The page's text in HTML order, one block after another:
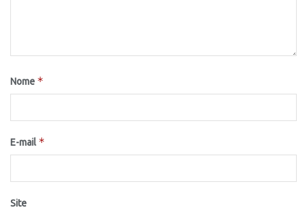
Nome *
E-mail *
Site